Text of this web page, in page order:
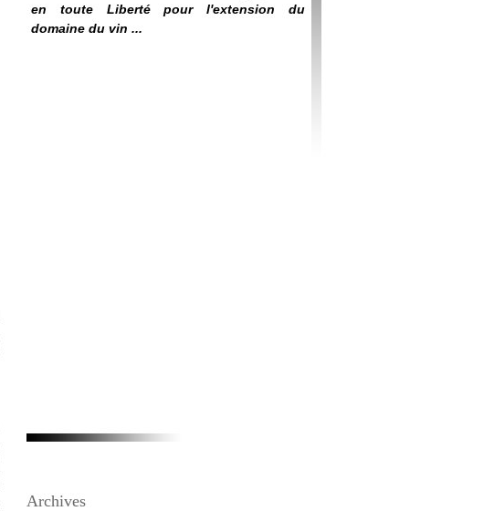
en toute Liberté pour l'extension du
domaine du vin ...
Archives